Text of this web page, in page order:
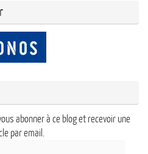
abonner à ce blog et recevoir une
par email.